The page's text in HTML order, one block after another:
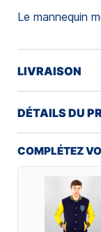
Le mannequin
LIVRAISON
DÉTAILS DU
COMPLÉTEZ